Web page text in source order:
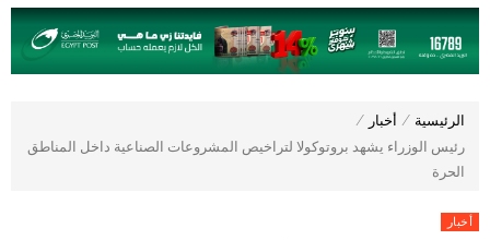
الرئيسية ⁄ أخبار ⁄
رئيس الوزراء يشهد بروتوكولا لتراخيص المشروعات الصناعية داخل المناطق
الحرة
أخبار